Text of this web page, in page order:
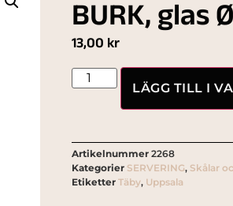
BURK, glas
13,00 kr
LÄGG TILL I
Artikelnummer2268
Kategorier SERVERING, Skålar
Etiketter Täby, Uppsala